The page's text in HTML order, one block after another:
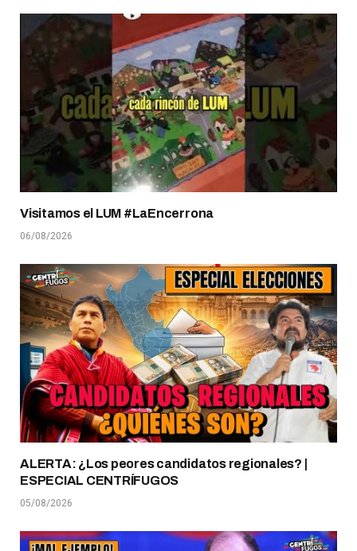
Visitamos el LUM #LaEncerrona
06/08/2026
ALERTA: ¿Los peores candidatos regionales? |
ESPECIAL CENTRÍFUGOS
05/08/2026